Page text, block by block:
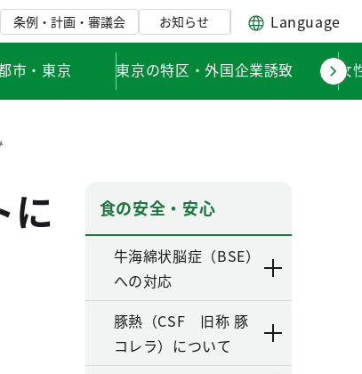
条例・計画・審議会 お知らせ Language
市・東京 東京の特区・外国企業誘致 女
食の安全・安心
牛海綿状脳症（BSE）
への対応
豚熱（CSF 旧称 豚
コレラ）について